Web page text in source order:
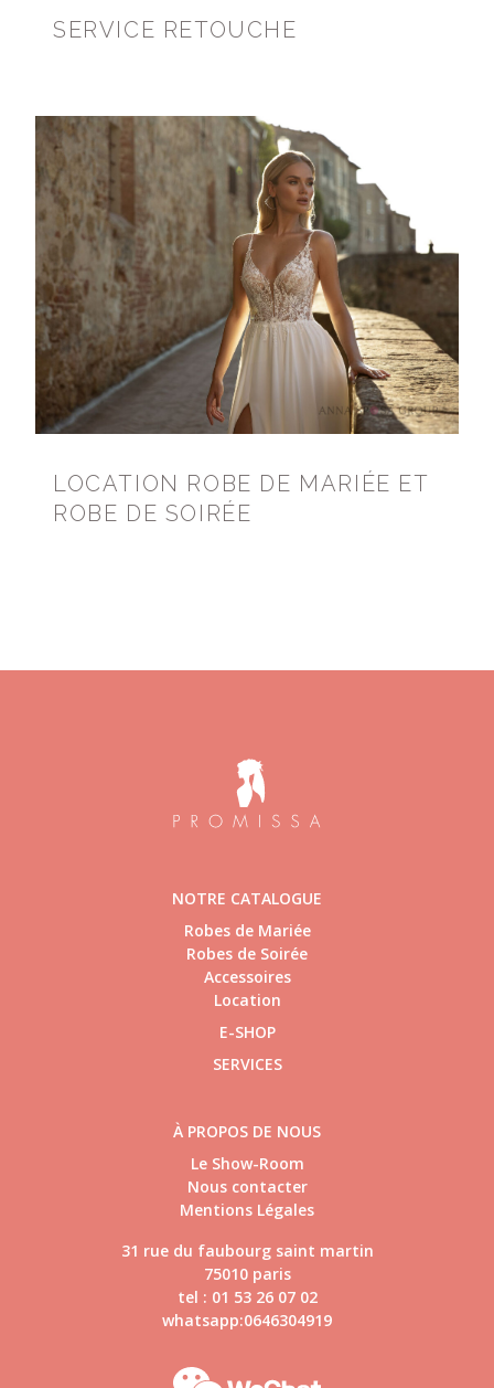
SERVICE RETOUCHE
LOCATION ROBE DE MARIÉE ET
ROBE DE SOIRÉE
NOTRE CATALOGUE
Robes de Mariée
Robes de Soirée
Accessoires
Location
E-SHOP
SERVICES
À PROPOS DE NOUS
Le Show-Room
Nous contacter
Mentions Légales
31 rue du faubourg saint martin
75010 paris
tel : 01 53 26 07 02
whatsapp:0646304919